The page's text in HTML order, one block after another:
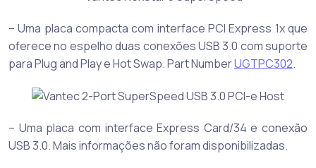
– Uma placa compacta com interface PCI Express 1x que
oferece no espelho duas conexões USB 3.0 com suporte
para Plug and Play e Hot Swap. Part NumberUGTPC302.
– Uma placa com interface Express Card/34 e conexão
USB 3.0. Mais informações não foram disponibilizadas.